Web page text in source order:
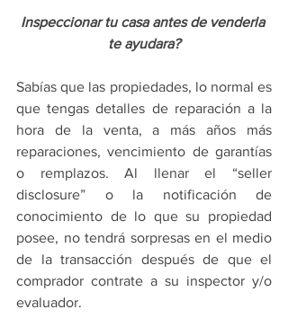
Inspeccionar tu casa antes de venderla
te ayudara?
Sabías que las propiedades, lo normal es
que tengas detalles de reparación a la
hora de la venta, a más años más
reparaciones, vencimiento de garantías
o remplazos. Al llenar el “seller
disclosure” o la notificación de
conocimiento de lo que su propiedad
posee, no tendrá sorpresas en el medio
de la transacción después de que el
comprador contrate a su inspector y/o
evaluador.